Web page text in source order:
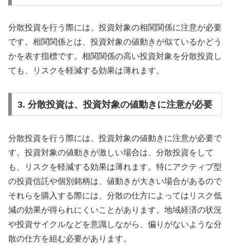
分散投資を行う際には、投資対象の相関関係に注意が必要
です。相関関係とは、投資対象の値動きが似ているかどう
かを表す指標です。相関関係の高い投資対象を分散投資し
ても、リスクを軽減する効果は薄れます。
3. 分散投資は、投資対象の値動きに注意が必要
分散投資を行う際には、投資対象の値動きに注意が必要で
す。投資対象の値動きが激しい場合は、分散投資をして
も、リスクを軽減する効果は薄れます。特にアクティブ型
の投資信託や個別銘柄は、値動きが大きい場合があるので
それらを購入する際には、分散の仕方によってはリスク低
減の効果が得られにくいことがあります。地域経済の状況
や投資サイクルなどを意識しながら、偏りがないような分
散の仕方を組む必要があります。